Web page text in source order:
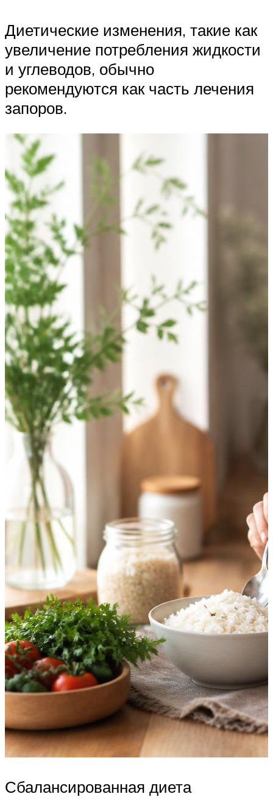
Диетические изменения, такие как
увеличение потребления жидкости
и углеводов, обычно
рекомендуются как часть лечения
запоров.
Сбалансированная диета